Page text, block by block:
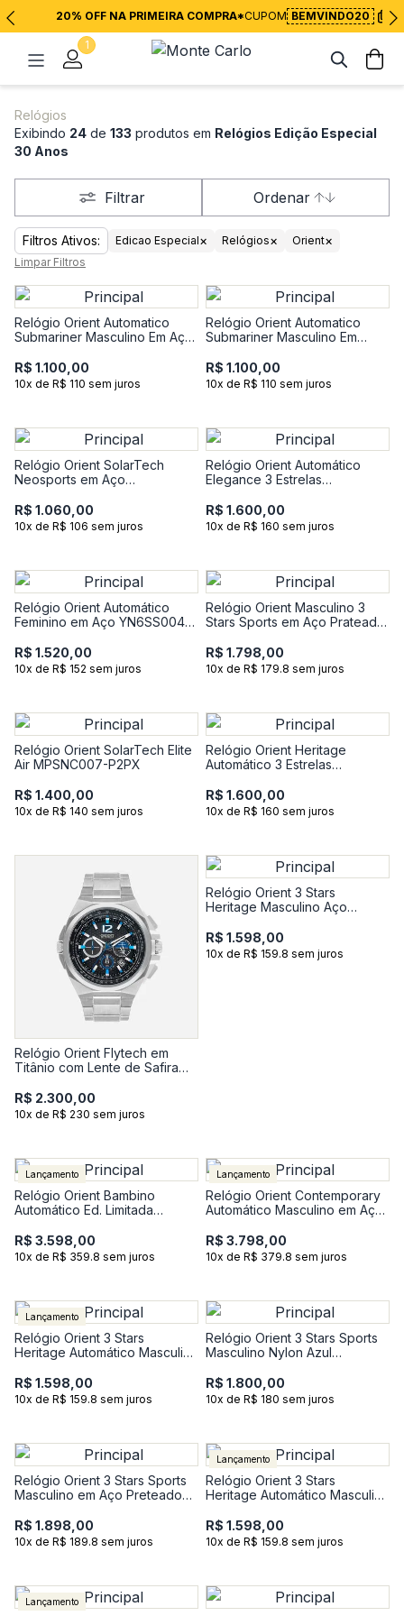
20% OFF NA PRIMEIRA COMPRA*CUPOM BEMVINDO20
1
Relógios
Exibindo 24 de 133 produtos em Relógios Edição Especial
30 Anos
Filtrar Ordenar
Filtros Ativos: Edicao Especial× Relógios× Orient×
Limpar Filtros
Relógio Orient Automatico
Submariner Masculino Em Aço
R$ 1.100,00
10x de R$ 110 sem juros
Relógio Orient Automatico
Submariner Masculino Em
R$ 1.100,00
10x de R$ 110 sem juros
Relógio Orient SolarTech
Neosports em Aço
R$ 1.060,00
10x de R$ 106 sem juros
Relógio Orient Automático
Elegance 3 Estrelas
R$ 1.600,00
10x de R$ 160 sem juros
Relógio Orient Automático
Feminino em Aço YN6SS004-
R$ 1.520,00
10x de R$ 152 sem juros
Relógio Orient Masculino 3
Stars Sports em Aço Prateado
R$ 1.798,00
10x de R$ 179.8 sem juros
Relógio Orient SolarTech Elite
Air MPSNC007-P2PX
R$ 1.400,00
10x de R$ 140 sem juros
Relógio Orient Heritage
Automático 3 Estrelas
R$ 1.600,00
10x de R$ 160 sem juros
Relógio Orient Flytech em
Titânio com Lente de Safira
R$ 2.300,00
10x de R$ 230 sem juros
Relógio Orient 3 Stars
Heritage Masculino Aço
R$ 1.598,00
10x de R$ 159.8 sem juros
Lançamento
Relógio Orient Bambino
Automático Ed. Limitada
AC0M16S30B
R$ 3.598,00
10x de R$ 359.8 sem juros
Lançamento
Relógio Orient Contemporary
Automático Masculino em Aço
R$ 3.798,00
10x de R$ 379.8 sem juros
Lançamento
Relógio Orient 3 Stars
Heritage Automático Masculino
R$ 1.598,00
10x de R$ 159.8 sem juros
Relógio Orient 3 Stars Sports
Masculino Nylon Azul
R$ 1.800,00
10x de R$ 180 sem juros
Relógio Orient 3 Stars Sports
Masculino em Aço Preteado
R$ 1.898,00
10x de R$ 189.8 sem juros
Lançamento
Relógio Orient 3 Stars
Heritage Automático Masculino
R$ 1.598,00
10x de R$ 159.8 sem juros
Lançamento